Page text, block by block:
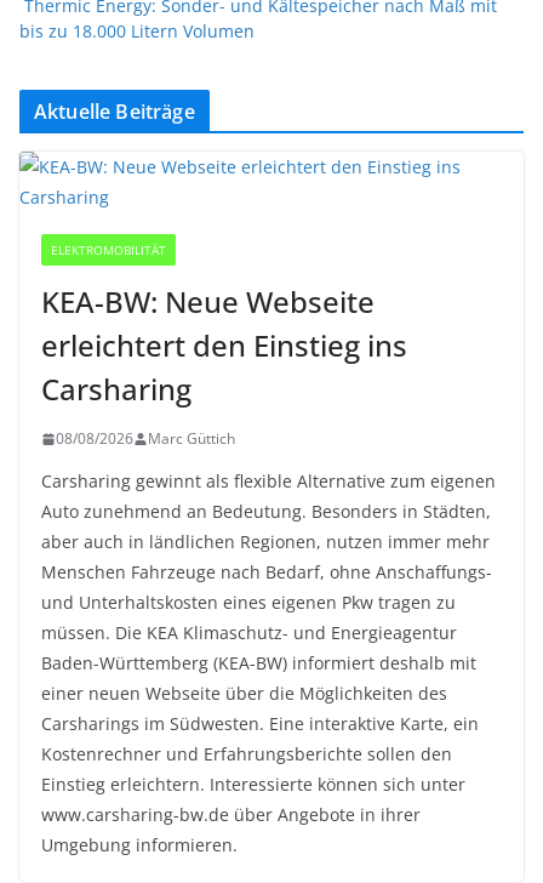
Thermic Energy: Sonder- und Kältespeicher nach Maß mit
bis zu 18.000 Litern Volumen
Aktuelle Beiträge
ELEKTROMOBILITÄT
KEA-BW: Neue Webseite
erleichtert den Einstieg ins
Carsharing
08/08/2026 Marc Güttich
Carsharing gewinnt als flexible Alternative zum eigenen
Auto zunehmend an Bedeutung. Besonders in Städten,
aber auch in ländlichen Regionen, nutzen immer mehr
Menschen Fahrzeuge nach Bedarf, ohne Anschaffungs-
und Unterhaltskosten eines eigenen Pkw tragen zu
müssen. Die KEA Klimaschutz- und Energieagentur
Baden-Württemberg (KEA-BW) informiert deshalb mit
einer neuen Webseite über die Möglichkeiten des
Carsharings im Südwesten. Eine interaktive Karte, ein
Kostenrechner und Erfahrungsberichte sollen den
Einstieg erleichtern. Interessierte können sich unter
www.carsharing-bw.de über Angebote in ihrer
Umgebung informieren.